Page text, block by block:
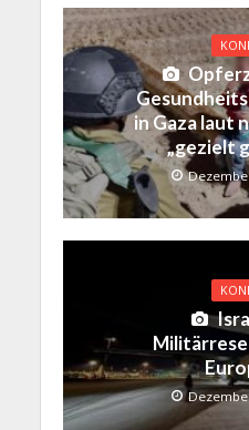
in Gaza laut
„gezielt